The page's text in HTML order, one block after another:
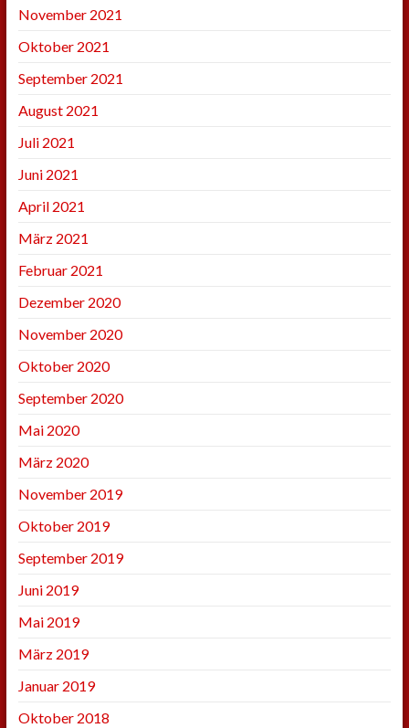
November 2021
Oktober 2021
September 2021
August 2021
Juli 2021
Juni 2021
April 2021
März 2021
Februar 2021
Dezember 2020
November 2020
Oktober 2020
September 2020
Mai 2020
März 2020
November 2019
Oktober 2019
September 2019
Juni 2019
Mai 2019
März 2019
Januar 2019
Oktober 2018